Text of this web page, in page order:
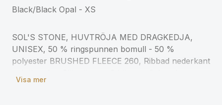
Black/Black Opal - XS
SOL'S STONE, HUVTRÖJA MED DRAGKEDJA,
UNISEX, 50 % ringspunnen bomull - 50 %
polyester BRUSHED FLEECE 260, Ribbad nederkant
med dragsko ton i ton, Rak skärning, Rundstickad
Visa mer